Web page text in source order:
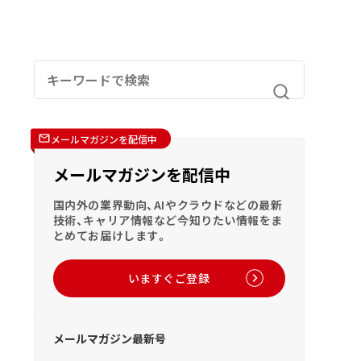
メールマガジンを配信中
メールマガジンを配信中
国内外の業界動向、AIやクラウドなどの最新
技術、キャリア情報など今知りたい情報をま
とめてお届けします。
いますぐご登録
メールマガジン最新号